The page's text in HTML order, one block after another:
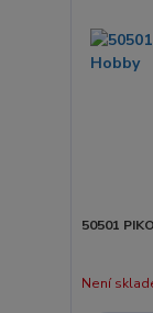
50501
Není